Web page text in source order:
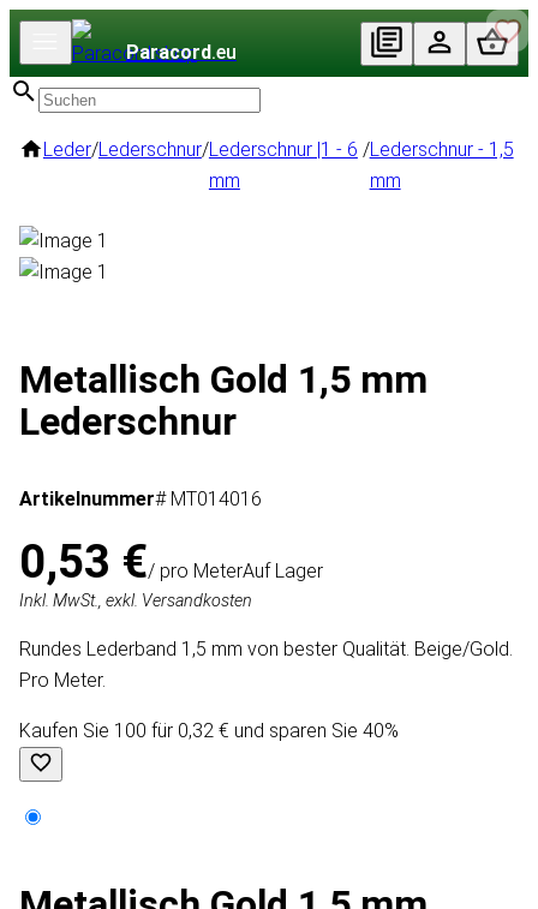
Paracord.eu
Leder/Lederschnur/Lederschnur |1 - 6
mm
/Lederschnur - 1,5
mm
Metallisch Gold 1,5 mm
Lederschnur
Artikelnummer# MT014016
0,53 €/ pro MeterAuf Lager
Inkl. MwSt., exkl. Versandkosten
Rundes Lederband 1,5 mm von bester Qualität. Beige/Gold.
Pro Meter.
Kaufen Sie 100 für 0,32 € und sparen Sie 40%